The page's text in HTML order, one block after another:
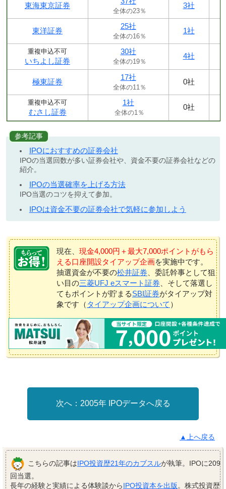
東海東京証券
全体の23％
3社
東洋証券
25社
全体の16％
1社
重複申込不可
いちよし証券
30社
全体の19％
4社
極東証券
17社
全体の11％
0社
重複申込不可
むさし証券
1社
全体の1％
0社
参考記事
IPOにおすすめの証券会社
IPOの当選回数が多い証券会社や、資金不要の証券会社などの
紹介。
IPOの当選確率を上げる方法
IPO当選のコツを抑えて参加。
IPOは資金不要の証券会社で気軽に参加しよう
現在、 現金4,000円＋最大7,000ポイントがもら
える口座開設タイアップ企画を実施中です。
抽選資金が不要の松井証券 、委託幹事として狙
い目の三菱UFJ eスマート証券 、そして落選し
てもポイントが貯まるSBI証券がタイアップ対
象です（ タイアップ企画について ）
2005年 IPOデータへ戻る
▲上へ戻る
こちらの記事はIPO投資歴21年のカブスルが執筆。IPOに209
回当選。
長年の経験と実績による体験談からIPO投資本を出版。株式投資歴